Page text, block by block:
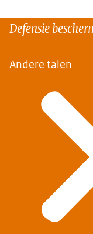
19-06-2026
Download
Defensie
Andere talen